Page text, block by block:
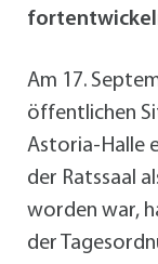
Am 17.
öffentlichen
Astoria-Halle
der Ratssaal
worden war,
der